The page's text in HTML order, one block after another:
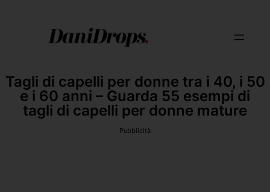
Tagli di capelli per donne tra i 40, i 50
e i 60 anni – Guarda 55 esempi di
tagli di capelli per donne mature
Pubblicità